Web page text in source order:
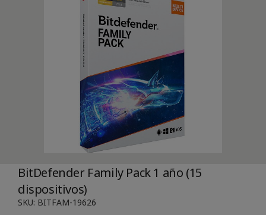
BitDefender Family Pack 1 año (15
dispositivos)
SKU: BITFAM-19626